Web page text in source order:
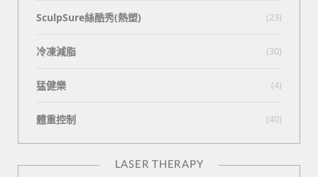
SculpSure絲酷秀(熱塑) (23)
冷凍減脂 (30)
猛健樂 (4)
體重控制 (40)
LASER THERAPY